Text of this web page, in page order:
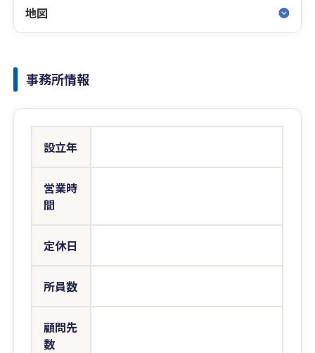
地図
事務所情報
設立年
営業時
間
定休日
所員数
顧問先
数